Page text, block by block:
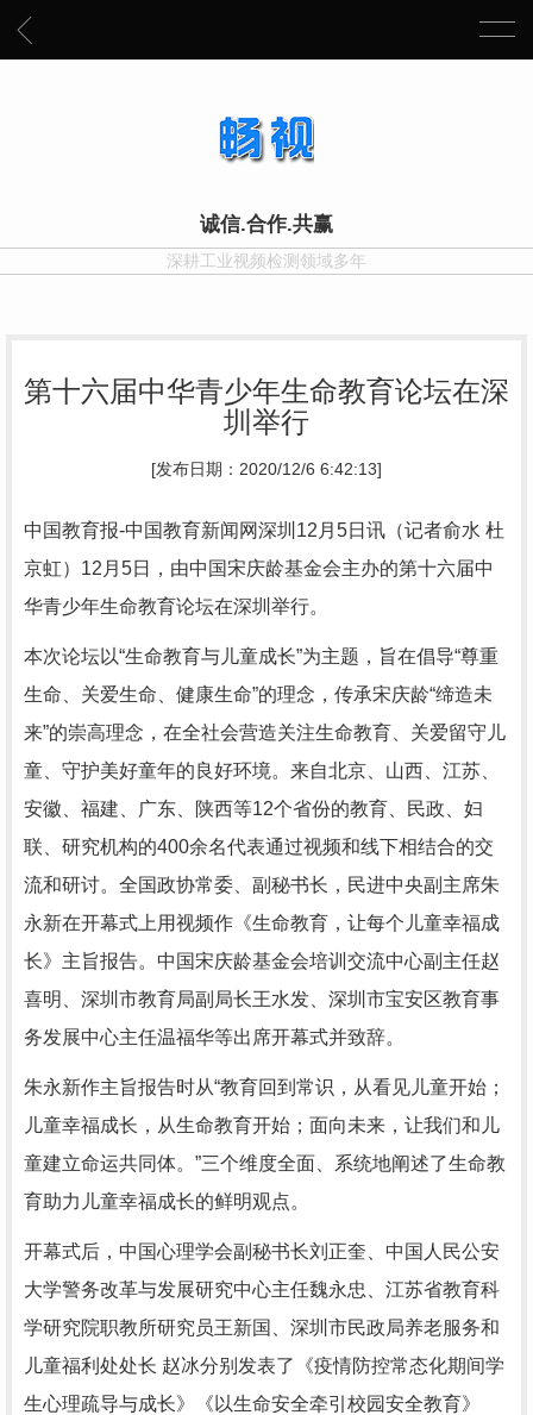
诚信.合作.共赢
深耕工业视频检测领域多年
第十六届中华青少年生命教育论坛在深
圳举行
[发布日期：2020/12/6 6:42:13]
中国教育报-中国教育新闻网深圳12月5日讯（记者俞水 杜
京虹）12月5日，由中国宋庆龄基金会主办的第十六届中
华青少年生命教育论坛在深圳举行。
本次论坛以“生命教育与儿童成长”为主题，旨在倡导“尊重
生命、关爱生命、健康生命”的理念，传承宋庆龄“缔造未
来”的崇高理念，在全社会营造关注生命教育、关爱留守儿
童、守护美好童年的良好环境。来自北京、山西、江苏、
安徽、福建、广东、陕西等12个省份的教育、民政、妇
联、研究机构的400余名代表通过视频和线下相结合的交
流和研讨。全国政协常委、副秘书长，民进中央副主席朱
永新在开幕式上用视频作《生命教育，让每个儿童幸福成
长》主旨报告。中国宋庆龄基金会培训交流中心副主任赵
喜明、深圳市教育局副局长王水发、深圳市宝安区教育事
务发展中心主任温福华等出席开幕式并致辞。
朱永新作主旨报告时从“教育回到常识，从看见儿童开始；
儿童幸福成长，从生命教育开始；面向未来，让我们和儿
童建立命运共同体。”三个维度全面、系统地阐述了生命教
育助力儿童幸福成长的鲜明观点。
开幕式后，中国心理学会副秘书长刘正奎、中国人民公安
大学警务改革与发展研究中心主任魏永忠、江苏省教育科
学研究院职教所研究员王新国、深圳市民政局养老服务和
儿童福利处处长 赵冰分别发表了《疫情防控常态化期间学
生心理疏导与成长》《以生命安全牵引校园安全教育》